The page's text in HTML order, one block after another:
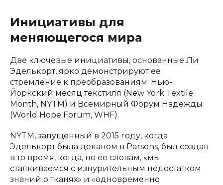
Инициативы для
меняющегося мира
Две ключевые инициативы, основанные Ли
Эделькорт, ярко демонстрируют ее
стремление к преобразованиям: Нью-
Йоркский месяц текстиля (New York Textile
Month, NYTM) и Всемирный Форум Надежды
(World Hope Forum, WHF).
NYTM, запущенный в 2015 году, когда
Эделькорт была деканом в Parsons, был создан
в то время, когда, по ее словам, «мы
сталкиваемся с изнурительным недостатком
знаний о тканях» и «одновременно